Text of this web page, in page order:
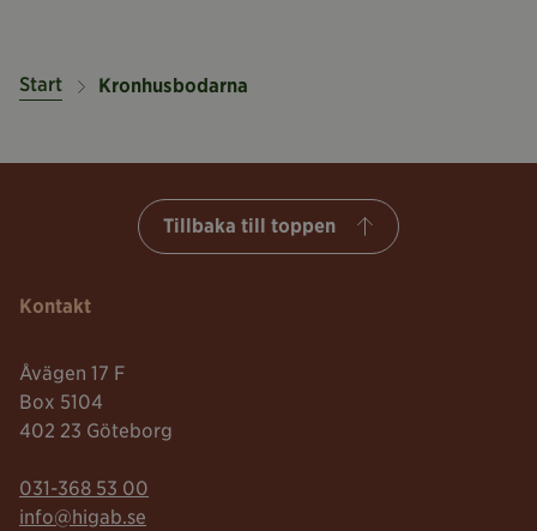
Start Kronhusbodarna
Tillbaka till toppen
Kontakt
Åvägen 17 F
Box 5104
402 23 Göteborg
Telefonnummer:
031-368 53 00
Mailadress:
info@higab.se